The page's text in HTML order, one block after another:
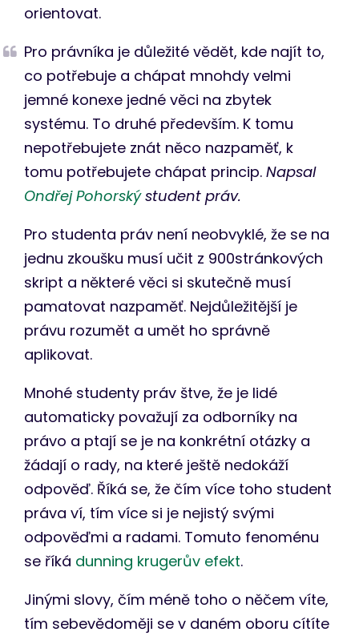
orientovat.
Pro právníka je důležité vědět, kde najít to,
co potřebuje a chápat mnohdy velmi
jemné konexe jedné věci na zbytek
systému. To druhé především. K tomu
nepotřebujete znát něco nazpaměť, k
tomu potřebujete chápat princip.Napsal
Ondřej Pohorskýstudent práv.
Pro studenta práv není neobvyklé, že se na
jednu zkoušku musí učit z 900stránkových
skript a některé věci si skutečně musí
pamatovat nazpaměť. Nejdůležitější je
právu rozumět a umět ho správně
aplikovat.
Mnohé studenty práv štve, že je lidé
automaticky považují za odborníky na
právo a ptají se je na konkrétní otázky a
žádají o rady, na které ještě nedokáží
odpověď. Říká se, že čím více toho student
práva ví, tím více si je nejistý svými
odpověďmi a radami. Tomuto fenoménu
se říká dunning krugerův efekt.
Jinými slovy, čím méně toho o něčem víte,
tím sebevědoměji se v daném oboru cítíte